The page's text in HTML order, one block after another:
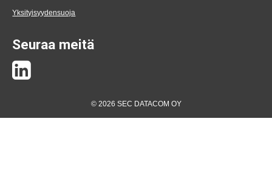
Yksityisyydensuoja
Seuraa meitä
© 2026 SEC DATACOM OY